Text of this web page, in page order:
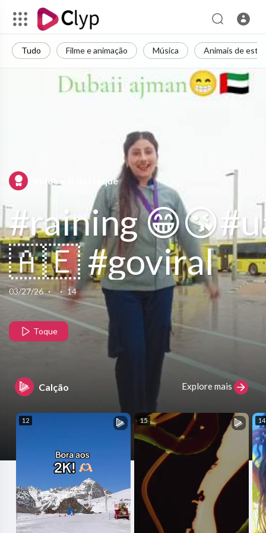
Tudo Filme e animação Música Animais de
Vídeo em destaque
#raining
🇦🇪 #goviral
#foryoupage
03/27/26 · · 14
Toque
Calção Explore mais
12 15 14